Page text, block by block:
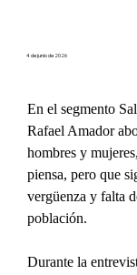
4 de junio de 2026
En el segmento
Rafael Amador
hombres y
piensa, pero que
vergüenza y falta
población.
Durante la